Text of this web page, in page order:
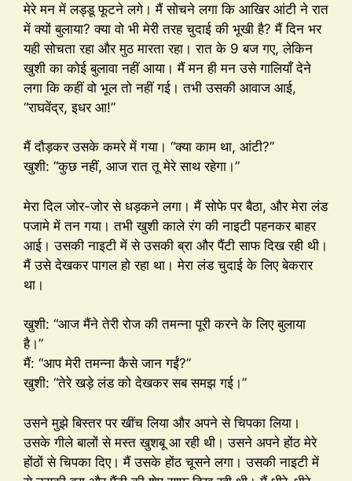
मेरे मन में लड्डू फूटने लगे। मैं सोचने लगा कि आखिर आंटी ने रात
में क्यों बुलाया? क्या वो भी मेरी तरह चुदाई की भूखी है? मैं दिन भर
यही सोचता रहा और मुठ मारता रहा। रात के 9 बज गए, लेकिन
खुशी का कोई बुलावा नहीं आया। मैं मन ही मन उसे गालियाँ देने
लगा कि कहीं वो भूल तो नहीं गई। तभी उसकी आवाज आई,
“राघवेंद्र, इधर आ!”
मैं दौड़कर उसके कमरे में गया। “क्या काम था, आंटी?”
खुशी: “कुछ नहीं, आज रात तू मेरे साथ रहेगा।”
मेरा दिल जोर-जोर से धड़कने लगा। मैं सोफे पर बैठा, और मेरा लंड
पजामे में तन गया। तभी खुशी काले रंग की नाइटी पहनकर बाहर
आई। उसकी नाइटी में से उसकी ब्रा और पैंटी साफ दिख रही थी।
मैं उसे देखकर पागल हो रहा था। मेरा लंड चुदाई के लिए बेकरार
था।
खुशी: “आज मैंने तेरी रोज की तमन्ना पूरी करने के लिए बुलाया
है।”
मैं: “आप मेरी तमन्ना कैसे जान गईं?”
खुशी: “तेरे खड़े लंड को देखकर सब समझ गई।”
उसने मुझे बिस्तर पर खींच लिया और अपने से चिपका लिया।
उसके गीले बालों से मस्त खुशबू आ रही थी। उसने अपने होंठ मेरे
होंठों से चिपका दिए। मैं उसके होंठ चूसने लगा। उसकी नाइटी में